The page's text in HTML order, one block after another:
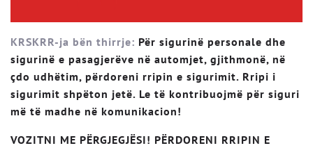
KRSKRR-ja bën thirrje: Për sigurinë personale dhe
sigurinë e pasagjerëve në automjet, gjithmonë, në
çdo udhëtim, përdoreni rripin e sigurimit. Rripi i
sigurimit shpëton jetë. Le të kontribuojmë për siguri
më të madhe në komunikacion!
VOZITNI ME PËRGJEGJËSI! PËRDORENI RRIPIN E